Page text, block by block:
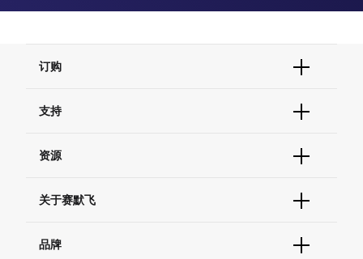
订购
订单支持
现货供应中心
支持
联系我们 - 400 820 8982
查找文件&证书
资源
促销
社交媒体
关于赛默飞
招聘
品牌